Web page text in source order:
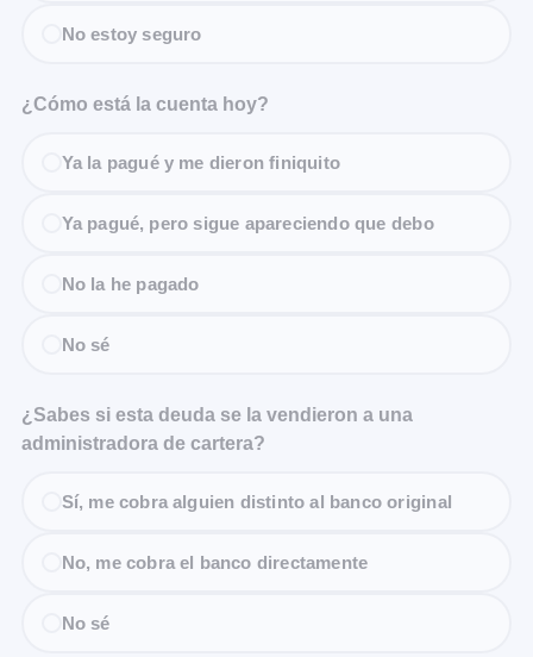
No estoy seguro
¿Cómo está la cuenta hoy?
Ya la pagué y me dieron finiquito
Ya pagué, pero sigue apareciendo que debo
No la he pagado
No sé
¿Sabes si esta deuda se la vendieron a una
administradora de cartera?
Sí, me cobra alguien distinto al banco original
No, me cobra el banco directamente
No sé